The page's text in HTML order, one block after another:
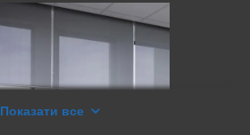
Показати все